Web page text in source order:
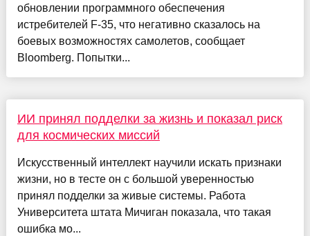
обновлении программного обеспечения
истребителей F-35, что негативно сказалось на
боевых возможностях самолетов, сообщает
Bloomberg. Попытки...
ИИ принял подделки за жизнь и показал риск
для космических миссий
Искусственный интеллект научили искать признаки
жизни, но в тесте он с большой уверенностью
принял подделки за живые системы. Работа
Университета штата Мичиган показала, что такая
ошибка мо...